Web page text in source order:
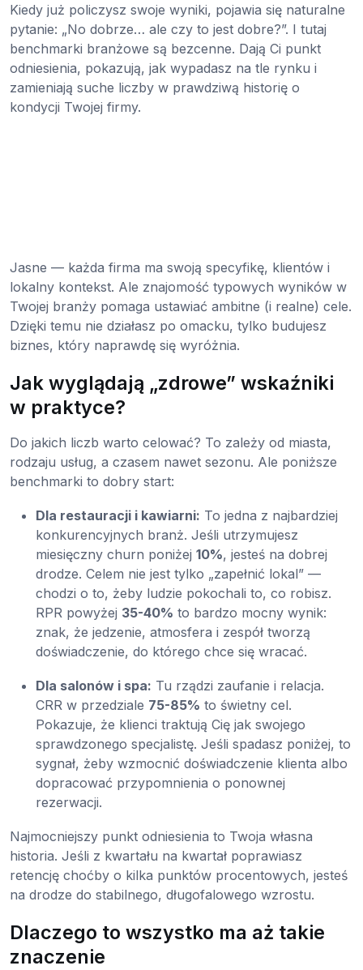
Kiedy już policzysz swoje wyniki, pojawia się naturalne
pytanie: „No dobrze… ale czy to jest dobre?”. I tutaj
benchmarki branżowe są bezcenne. Dają Ci punkt
odniesienia, pokazują, jak wypadasz na tle rynku i
zamieniają suche liczby w prawdziwą historię o
kondycji Twojej firmy.
Jasne — każda firma ma swoją specyfikę, klientów i
lokalny kontekst. Ale znajomość typowych wyników w
Twojej branży pomaga ustawiać ambitne (i realne) cele.
Dzięki temu nie działasz po omacku, tylko budujesz
biznes, który naprawdę się wyróżnia.
Jak wyglądają „zdrowe” wskaźniki
w praktyce?
Do jakich liczb warto celować? To zależy od miasta,
rodzaju usług, a czasem nawet sezonu. Ale poniższe
benchmarki to dobry start:
Dla restauracji i kawiarni: To jedna z najbardziej
konkurencyjnych branż. Jeśli utrzymujesz
miesięczny churn poniżej 10%, jesteś na dobrej
drodze. Celem nie jest tylko „zapełnić lokal” —
chodzi o to, żeby ludzie pokochali to, co robisz.
RPR powyżej 35-40% to bardzo mocny wynik:
znak, że jedzenie, atmosfera i zespół tworzą
doświadczenie, do którego chce się wracać.
Dla salonów i spa: Tu rządzi zaufanie i relacja.
CRR w przedziale 75-85% to świetny cel.
Pokazuje, że klienci traktują Cię jak swojego
sprawdzonego specjalistę. Jeśli spadasz poniżej, to
sygnał, żeby wzmocnić doświadczenie klienta albo
dopracować przypomnienia o ponownej
rezerwacji.
Najmocniejszy punkt odniesienia to Twoja własna
historia. Jeśli z kwartału na kwartał poprawiasz
retencję choćby o kilka punktów procentowych, jesteś
na drodze do stabilnego, długofalowego wzrostu.
Dlaczego to wszystko ma aż takie
znaczenie